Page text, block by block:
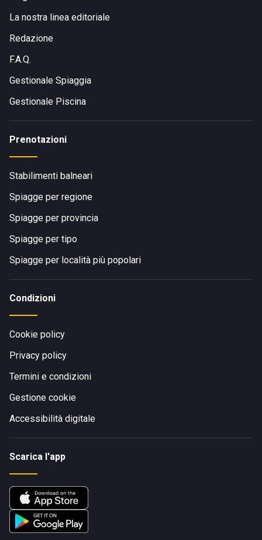
La nostra linea editoriale
Redazione
F.A.Q.
Gestionale Spiaggia
Gestionale Piscina
Prenotazioni
Stabilimenti balneari
Spiagge per regione
Spiagge per provincia
Spiagge per tipo
Spiagge per località più popolari
Condizioni
Cookie policy
Privacy policy
Termini e condizioni
Gestione cookie
Accessibilità digitale
Scarica l'app